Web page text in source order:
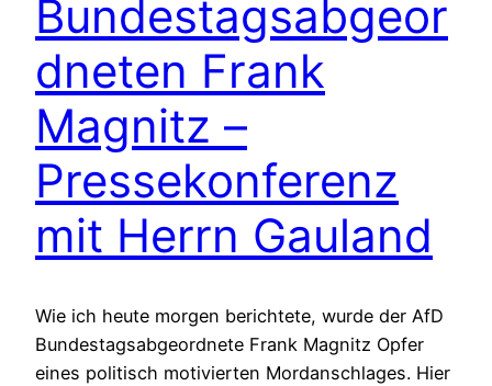
Bundestagsabgeor
dneten Frank
Magnitz –
Pressekonferenz
mit Herrn Gauland
Wie ich heute morgen berichtete, wurde der AfD
Bundestagsabgeordnete Frank Magnitz Opfer
eines politisch motivierten Mordanschlages. Hier